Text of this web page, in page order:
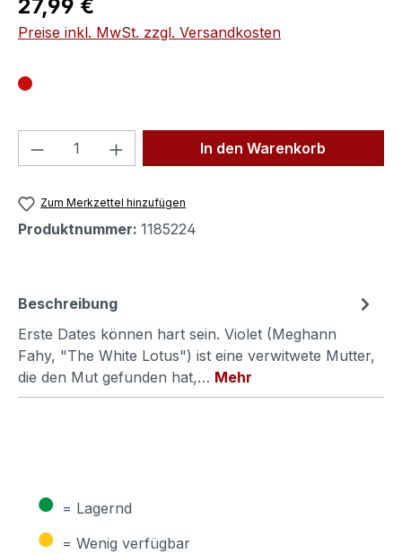
27,99 €
Preise inkl. MwSt. zzgl. Versandkosten
Produkt Anzahl: Gib denIn den Warenkorb
Zum Merkzettel hinzufügen
Produktnummer: 1185224
Beschreibung
Erste Dates können hart sein. Violet (Meghann
Fahy, "The White Lotus") ist eine verwitwete Mutter,
die den Mut gefunden hat,… Mehr
● = Lagernd
● = Wenig verfügbar